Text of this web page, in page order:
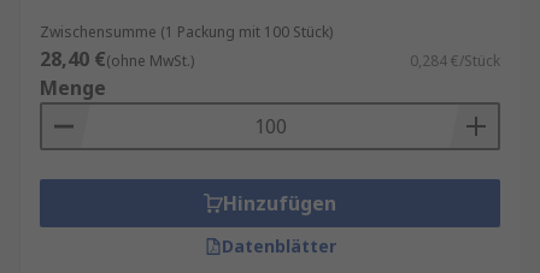
Zwischensumme (1 Packung mit 100 Stück)
28,40 €(ohne MwSt.) 0,284 €/Stück
Menge
Hinzufügen
Datenblätter